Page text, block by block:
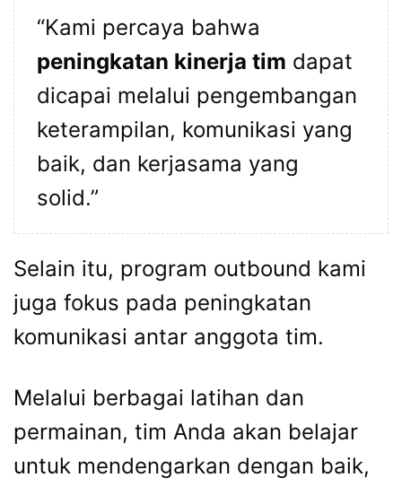
“Kami percaya bahwa
peningkatan kinerja tim dapat
dicapai melalui pengembangan
keterampilan, komunikasi yang
baik, dan kerjasama yang
solid.”
Selain itu, program outbound kami
juga fokus pada peningkatan
komunikasi antar anggota tim.
Melalui berbagai latihan dan
permainan, tim Anda akan belajar
untuk mendengarkan dengan baik,